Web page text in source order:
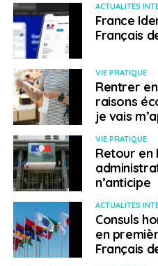
ACTUALITÉS
France
Français
VIE PRATIQUE
Rentrer
raisons
je vais
VIE PRATIQUE
Retour en
n’anticipe
ACTUALITÉS
Consuls
en
Français